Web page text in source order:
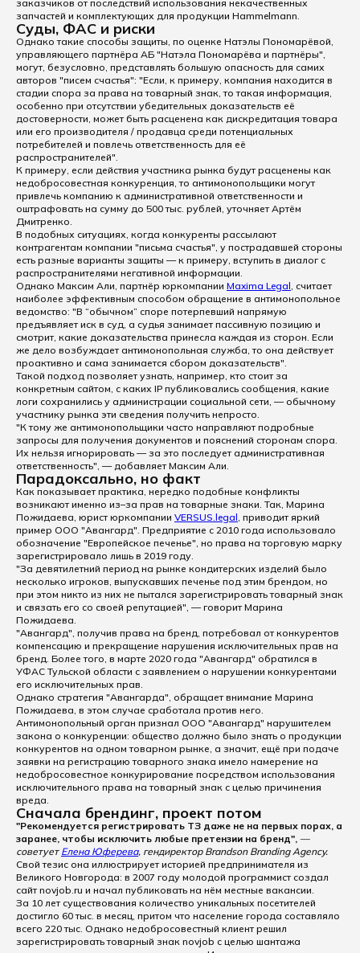
заказчиков от последствий использования некачественных
запчастей и комплектующих для продукции Hammelmann.
Суды, ФАС и риски
Однако такие способы защиты, по оценке Натэлы Пономарёвой,
управляющего партнёра АБ "Натэла Пономарёва и партнёры",
могут, безусловно, представлять большую опасность для самих
авторов "писем счастья": "Если, к примеру, компания находится в
стадии спора за права на товарный знак, то такая информация,
особенно при отсутствии убедительных доказательств её
достоверности, может быть расценена как дискредитация товара
или его производителя / продавца среди потенциальных
потребителей и повлечь ответственность для её
распространителей".
К примеру, если действия участника рынка будут расценены как
недобросовестная конкуренция, то антимонопольщики могут
привлечь компанию к административной ответственности и
оштрафовать на сумму до 500 тыс. рублей, уточняет Артём
Дмитренко.
В подобных ситуациях, когда конкуренты рассылают
контрагентам компании "письма счастья", у пострадавшей стороны
есть разные варианты защиты — к примеру, вступить в диалог с
распространителями негативной информации.
Однако Максим Али, партнёр юркомпании Maxima Legal, считает
наиболее эффективным способом обращение в антимонопольное
ведомство: "В “обычном” споре потерпевший напрямую
предъявляет иск в суд, а судья занимает пассивную позицию и
смотрит, какие доказательства принесла каждая из сторон. Если
же дело возбуждает антимонопольная служба, то она действует
проактивно и сама занимается сбором доказательств".
Такой подход позволяет узнать, например, кто стоит за
конкретным сайтом, с каких IP публиковались сообщения, какие
логи сохранились у администрации социальной сети, — обычному
участнику рынка эти сведения получить непросто.
"К тому же антимонопольщики часто направляют подробные
запросы для получения документов и пояснений сторонам спора.
Их нельзя игнорировать — за это последует административная
ответственность", — добавляет Максим Али.
Парадоксально, но факт
Как показывает практика, нередко подобные конфликты
возникают именно из–за прав на товарные знаки. Так, Марина
Пожидаева, юрист юркомпании VERSUS.legal, приводит яркий
пример ООО "Авангард". Предприятие с 2010 года использовало
обозначение "Европейское печенье", но права на торговую марку
зарегистрировало лишь в 2019 году.
"За девятилетний период на рынке кондитерских изделий было
несколько игроков, выпускавших печенье под этим брендом, но
при этом никто из них не пытался зарегистрировать товарный знак
и связать его со своей репутацией", — говорит Марина
Пожидаева.
"Авангард", получив права на бренд, потребовал от конкурентов
компенсацию и прекращение нарушения исключительных прав на
бренд. Более того, в марте 2020 года "Авангард" обратился в
УФАС Тульской области с заявлением о нарушении конкурентами
его исключительных прав.
Однако стратегия "Авангарда", обращает внимание Марина
Пожидаева, в этом случае сработала против него.
Антимонопольный орган признал ООО "Авангард" нарушителем
закона о конкуренции: общество должно было знать о продукции
конкурентов на одном товарном рынке, а значит, ещё при подаче
заявки на регистрацию товарного знака имело намерение на
недобросовестное конкурирование посредством использования
исключительного права на товарный знак с целью причинения
вреда.
Сначала брендинг, проект потом
"Рекомендуется регистрировать ТЗ даже не на первых порах, а
заранее, чтобы исключить любые претензии на бренд", —
советует Елена Юферева, гендиректор Brandson Branding Agency.
Свой тезис она иллюстрирует историей предпринимателя из
Великого Новгорода: в 2007 году молодой программист создал
сайт novjob.ru и начал публиковать на нём местные вакансии.
За 10 лет существования количество уникальных посетителей
достигло 60 тыс. в месяц, притом что население города составляло
всего 220 тыс. Однако недобросовестный клиент решил
зарегистрировать товарный знак novjob с целью шантажа